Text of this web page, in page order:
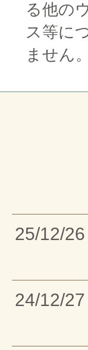
る他の
ス等に
ません。
25/12/26
24/12/27